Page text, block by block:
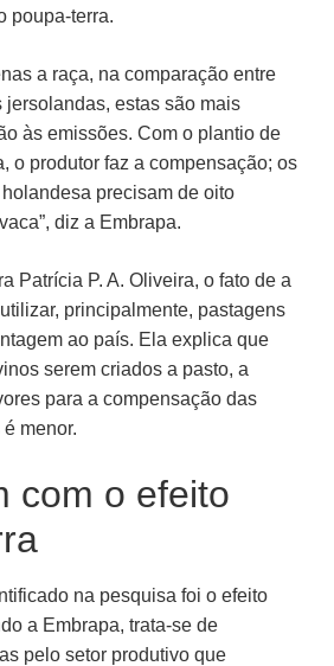
poupa-terra.
a raça, na comparação entre
jersolandas, estas são mais
às emissões. Com o plantio de
o produtor faz a compensação; os
precisam de oito
diz a Embrapa.
Patrícia P. A. Oliveira, o fato de a
principalmente, pastagens
ao país. Ela explica que
serem criados a pasto, a
para a compensação das
menor.
com o efeito
na pesquisa foi o efeito
a Embrapa, trata-se de
pelo setor produtivo que